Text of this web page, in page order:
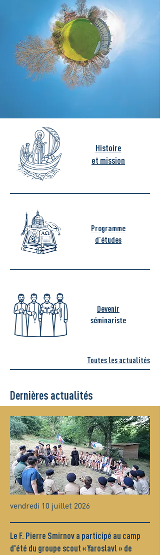
Histoire
et mission
Programme
d'études
Devenir
séminariste
Toutes les actualités
Dernières actualités
vendredi 10 juillet 2026
Le F. Pierre Smirnov a participé au camp
d'été du groupe scout « Yaroslavl » de